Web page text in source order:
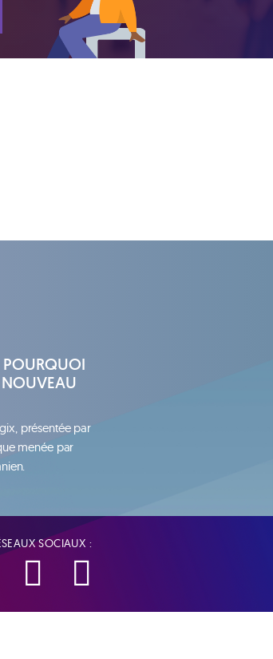
POURQUOI
présentée par
menée par
SOCIAUX :